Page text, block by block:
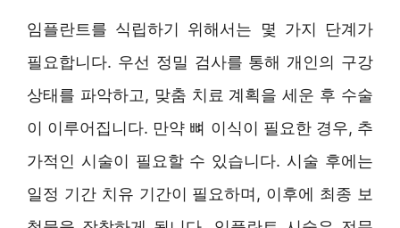
임플란트를 식립하기 위해서는 몇 가지 단계가
필요합니다. 우선 정밀 검사를 통해 개인의 구강
상태를 파악하고, 맞춤 치료 계획을 세운 후 수술
이 이루어집니다. 만약 뼈 이식이 필요한 경우, 추
가적인 시술이 필요할 수 있습니다. 시술 후에는
일정 기간 치유 기간이 필요하며, 이후에 최종 보